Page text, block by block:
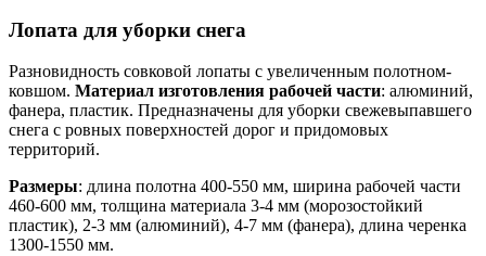
Лопата для уборки снега
Разновидность совковой лопаты с увеличенным полотном-
ковшом. Материал изготовления рабочей части: алюминий,
фанера, пластик. Предназначены для уборки свежевыпавшего
снега с ровных поверхностей дорог и придомовых
территорий.
Размеры: длина полотна 400-550 мм, ширина рабочей части
460-600 мм, толщина материала 3-4 мм (морозостойкий
пластик), 2-3 мм (алюминий), 4-7 мм (фанера), длина черенка
1300-1550 мм.